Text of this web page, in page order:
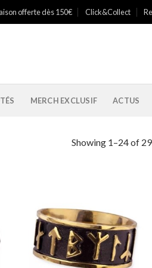
offerte dès 150€ Click&Collect
MERCH EXCLUSIF ACTUS
Showing 1–24 of
à ma
liste